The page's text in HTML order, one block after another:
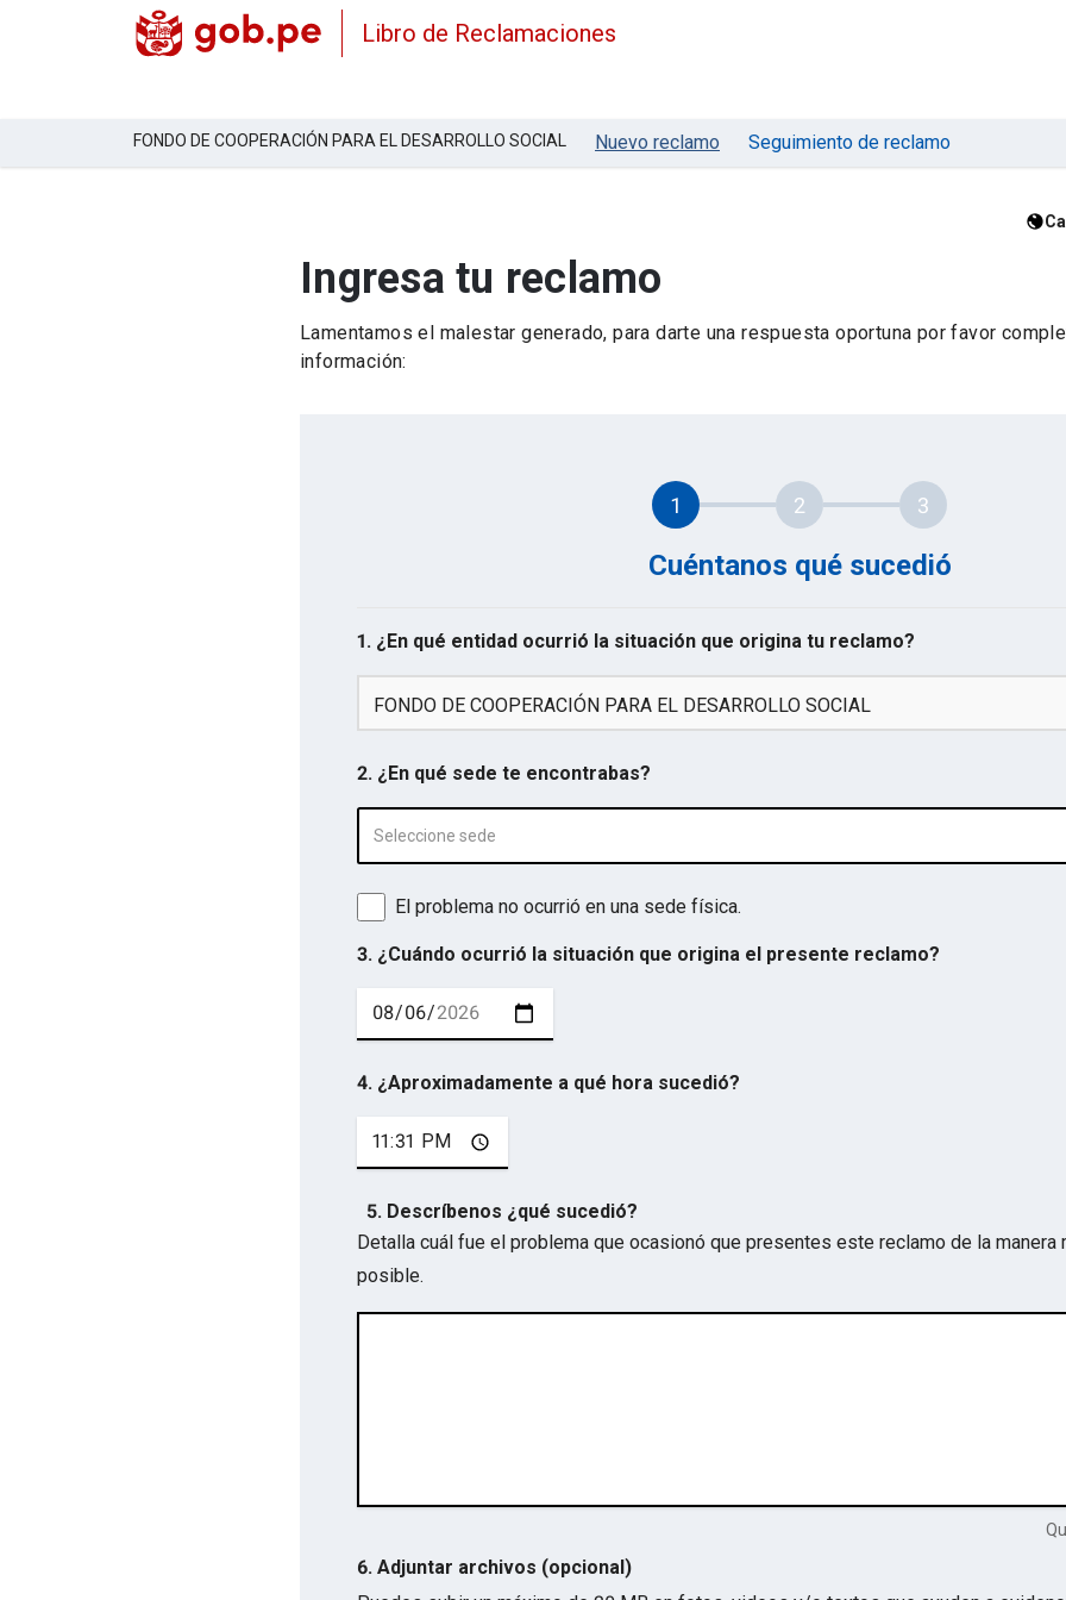
Libro de Reclamaciones
FONDO DE COOPERACIÓN PARA EL DESARROLLO SOCIAL Nuevo reclamo Seguimiento de reclamo
Ingresa tu reclamo
Lamentamos el malestar generado, para darte una respuesta oportuna por favor
información:
1 2 3
Cuéntanos qué sucedió
1. ¿En qué entidad ocurrió la situación que origina tu reclamo?
FONDO DE COOPERACIÓN PARA EL DESARROLLO SOCIAL
2. ¿En qué sede te encontrabas?
Seleccione sede
El problema no ocurrió en una sede física.
3. ¿Cuándo ocurrió la situación que origina el presente reclamo?
4. ¿Aproximadamente a qué hora sucedió?
5. Descríbenos ¿qué sucedió?
Detalla cuál fue el problema que ocasionó que presentes este reclamo de la manera
posible.
6. Adjuntar archivos (opcional)